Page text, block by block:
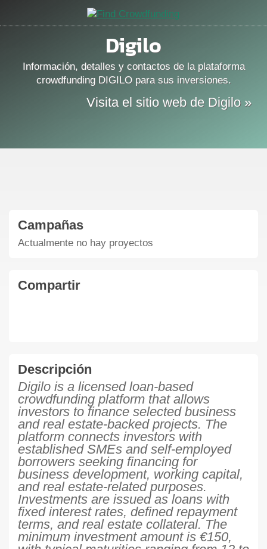
Digilo
Información, detalles y contactos de la plataforma
crowdfunding DIGILO para sus inversiones.
Visita el sitio web de Digilo »
Campañas
Actualmente no hay proyectos
Compartir
Descripción
Digilo is a licensed loan-based
crowdfunding platform that allows
investors to finance selected business
and real estate-backed projects. The
platform connects investors with
established SMEs and self-employed
borrowers seeking financing for
business development, working capital,
and real estate-related purposes.
Investments are issued as loans with
fixed interest rates, defined repayment
terms, and real estate collateral. The
minimum investment amount is €150,